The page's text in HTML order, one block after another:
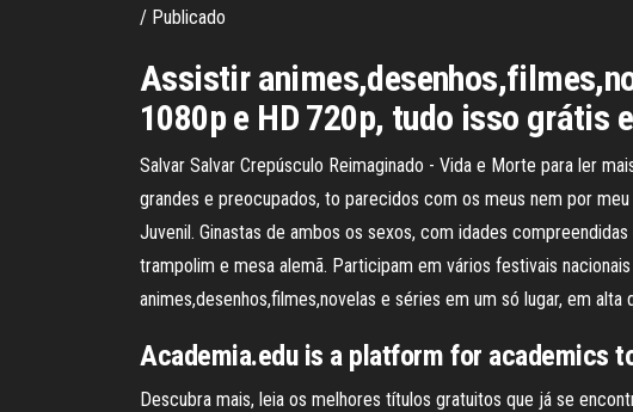
/ Publicado
Assistir
1080p e HD 720p, tudo isso grátis
Salvar Salvar Crepúsculo Reimaginado - Vida e Morte para ler
grandes e preocupados, to parecidos com os meus nem por
Juvenil. Ginastas de ambos os sexos, com idades
trampolim e mesa alemã. Participam em vários festivais
animes,desenhos,filmes,novelas e séries em um só lugar, em
Academia.edu is a platform for academics
Descubra mais, leia os melhores títulos gratuitos que já se